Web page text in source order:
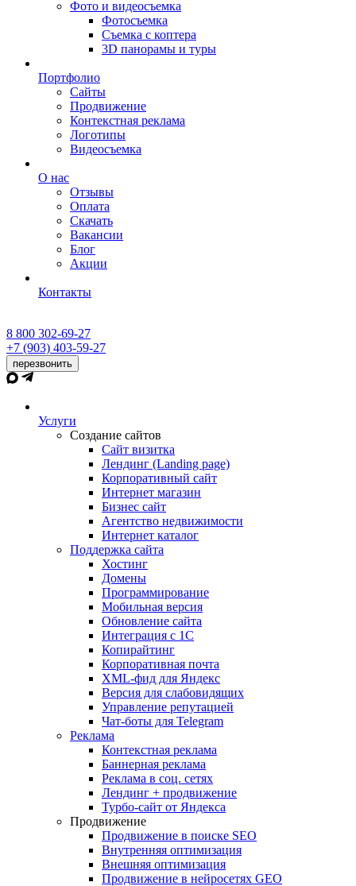
Фото и видеосъемка
Фотосъемка
Съемка с коптера
3D панорамы и туры
Портфолио
Сайты
Продвижение
Контекстная реклама
Логотипы
Видеосъемка
О нас
Отзывы
Оплата
Скачать
Вакансии
Блог
Акции
Контакты
8 800 302-69-27
+7 (903) 403-59-27
перезвонить
Услуги
Создание сайтов
Сайт визитка
Лендинг (Landing page)
Корпоративный сайт
Интернет магазин
Бизнес сайт
Агентство недвижимости
Интернет каталог
Поддержка сайта
Хостинг
Домены
Программирование
Мобильная версия
Обновление сайта
Интеграция с 1С
Копирайтинг
Корпоративная почта
XML-фид для Яндекс
Версия для слабовидящих
Управление репутацией
Чат-боты для Telegram
Реклама
Контекстная реклама
Баннерная реклама
Реклама в соц. сетях
Лендинг + продвижение
Турбо-сайт от Яндекса
Продвижение
Продвижение в поиске SEO
Внутренняя оптимизация
Внешняя оптимизация
Продвижение в нейросетях GEO